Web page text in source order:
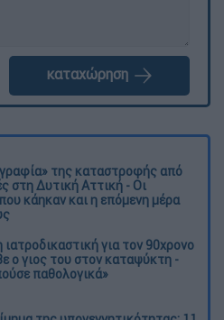
καταχώρηση
της καταστροφής από
στη Δυτική Αττική - Οι
κάηκαν και η επόμενη μέρα
ιατροδικαστική για τον 90χρονο
ο γιος του στον καταψύκτη -
παθολογικά»